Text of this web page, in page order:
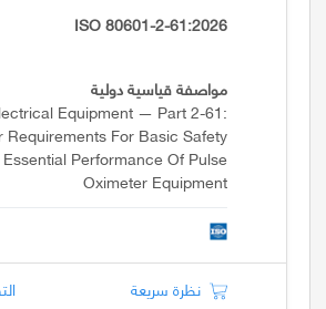
ISO 80601-2-61:2026
مواصفة قياسية دولية
Equipment — Part 2-61:
Requirements For Basic Safety
Performance Of Pulse
Oximeter Equipment
نظرة سريعة